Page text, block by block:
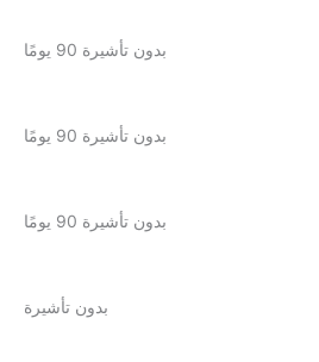
بدون تأشيرة 90 يومًا
بدون تأشيرة 90 يومًا
بدون تأشيرة 90 يومًا
بدون تأشيرة